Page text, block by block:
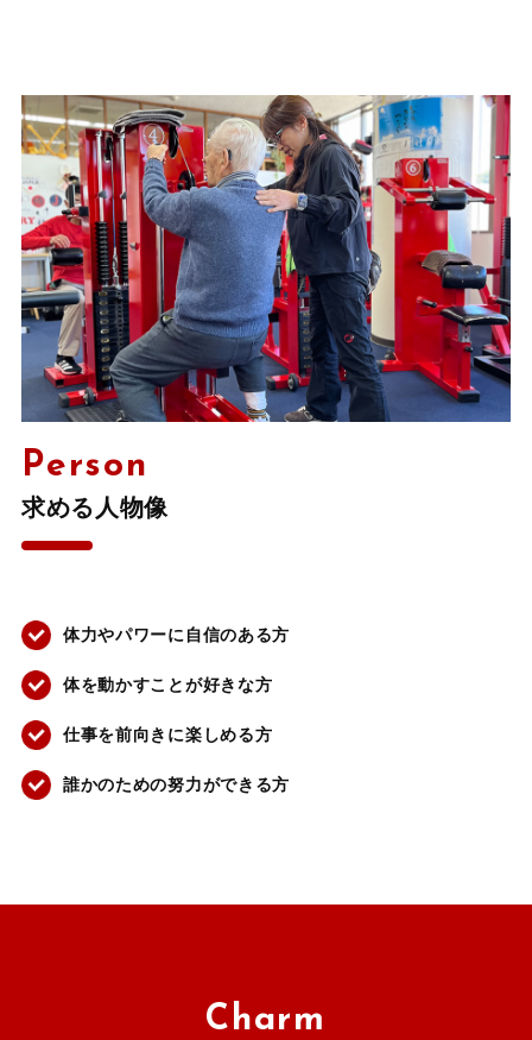
Person
求める人物像
体力やパワーに自信のある方
体を動かすことが好きな方
仕事を前向きに楽しめる方
誰かのための努力ができる方
Charm